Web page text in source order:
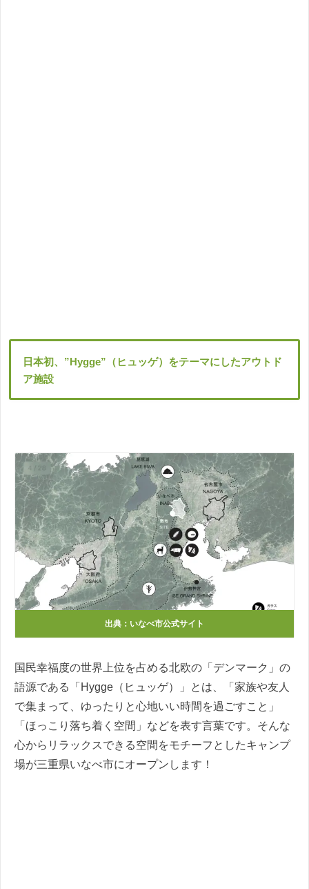
日本初、”Hygge”（ヒュッゲ）をテーマにしたアウトド
ア施設
出典： いなべ市公式サイト
国民幸福度の世界上位を占める北欧の「デンマーク」の
語源である「Hygge（ヒュッゲ）」とは、「家族や友人
で集まって、ゆったりと心地いい時間を過ごすこと」
「ほっこり落ち着く空間」などを表す言葉です。そんな
心からリラックスできる空間をモチーフとしたキャンプ
場が三重県いなべ市にオープンします！